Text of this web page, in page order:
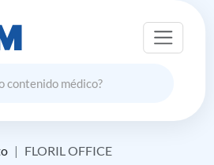
FLORIL OFFICE